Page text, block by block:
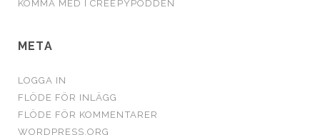
KOMMA MED I CREEPYPODDEN
META
LOGGA IN
FLÖDE FÖR INLÄGG
FLÖDE FÖR KOMMENTARER
WORDPRESS.ORG